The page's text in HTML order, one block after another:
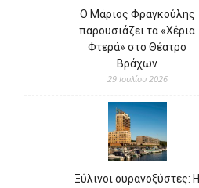
Ο Μάριος Φραγκούλης
παρουσιάζει τα «Χέρια
Φτερά» στο Θέατρο
Βράχων
29 Ιουλίου 2026
Ξύλινοι ουρανοξύστες: Η